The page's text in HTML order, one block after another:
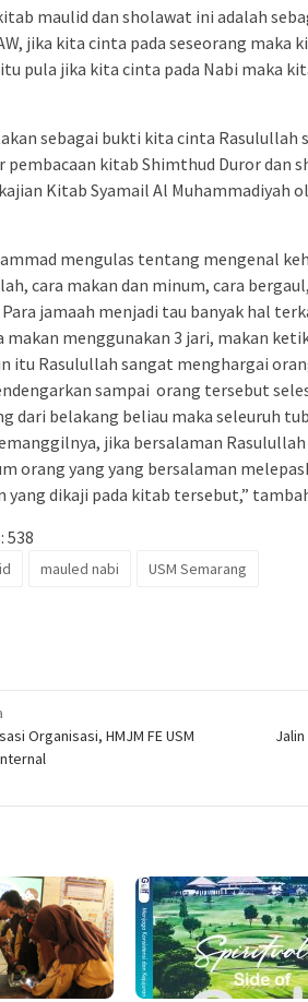
maulid dan sholawat ini adalah
jika kita cinta pada seseorang maka
pula jika kita cinta pada Nabi maka
sebagai bukti kita cinta Rasulullah
pembacaan kitab Shimthud Duror dan
Kitab Syamail Al Muhammadiyah
mengulas tentang mengenal
cara makan dan minum, cara
jamaah menjadi tau banyak hal
makan menggunakan 3 jari, makan
itu Rasulullah sangat menghargai
sampai orang tersebut
dari belakang beliau maka seleuruh
jika bersalaman
orang yang yang bersalaman
yang dikaji pada kitab tersebut,”
538
mauled nabi USM Semarang
Organisasi, HMJM FE USM